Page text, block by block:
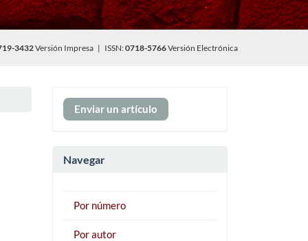
3432Versión Impresa | ISSN:0718-5766Versión Electrónica
Enviar
un
Enviar un artículo
Navegar
Por número
Por autor